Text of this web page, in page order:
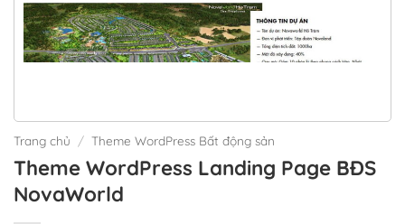
Trang chủ / Theme WordPress Bất động sản
Theme WordPress Landing Page BĐS
NovaWorld